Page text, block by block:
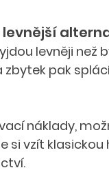
levněji než
pak
náklady,
si vzít